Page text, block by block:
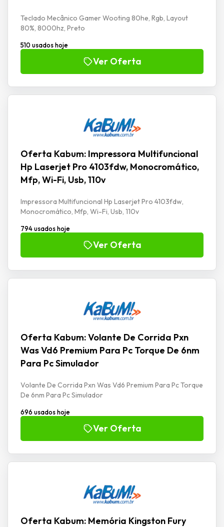
Teclado Mecânico Gamer Wooting 80he, Rgb, Layout
80%, 8000hz, Preto
510 usados hoje
Ver Oferta
Oferta Kabum: Impressora Multifuncional
Hp Laserjet Pro 4103fdw, Monocromático,
Mfp, Wi-Fi, Usb, 110v
Impressora Multifuncional Hp Laserjet Pro 4103fdw,
Monocromático, Mfp, Wi-Fi, Usb, 110v
794 usados hoje
Ver Oferta
Oferta Kabum: Volante De Corrida Pxn
Was Vd6 Premium Para Pc Torque De 6nm
Para Pc Simulador
Volante De Corrida Pxn Was Vd6 Premium Para Pc Torque
De 6nm Para Pc Simulador
696 usados hoje
Ver Oferta
Oferta Kabum: Memória Kingston Fury